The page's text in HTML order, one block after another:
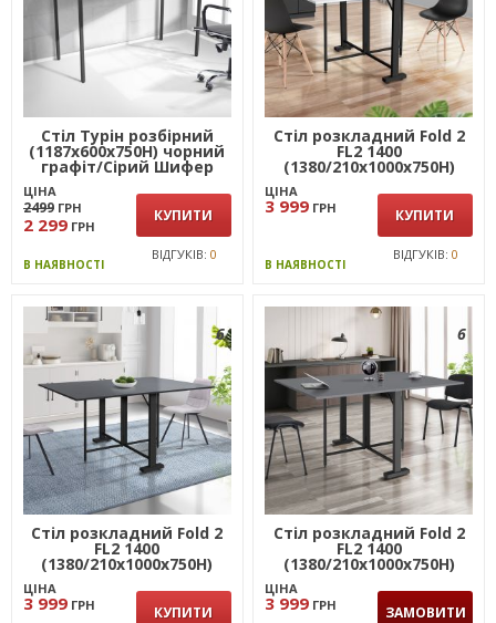
Стіл Турін розбірний
(1187х600х750H) чорний
графіт/Сірий Шифер
ЦІНА
2499 ГРН
2 299 ГРН
КУПИТИ
В НАЯВНОСТІ
ВІДГУКІВ: 0
Стіл розкладний Fold 2
FL2 1400
(1380/210х1000х750Н)
ЦІНА
3 999 ГРН КУПИТИ
В НАЯВНОСТІ
ВІДГУКІВ: 0
6
Стіл розкладний Fold 2
FL2 1400
(1380/210х1000х750Н)
ЦІНА
3 999 ГРН КУПИТИ
6
Стіл розкладний Fold 2
FL2 1400
(1380/210х1000х750Н)
чорний/Сірий Шифер
ЦІНА
3 999 ГРН ЗАМОВИТИ